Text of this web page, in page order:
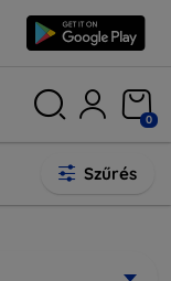
0
Szűrés